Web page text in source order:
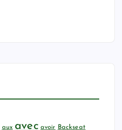
aux avec avoir Backseat